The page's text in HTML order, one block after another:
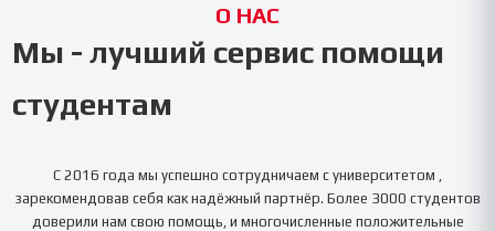
О НАС
Мы - лучший сервис помощи
студентам
С 2016 года мы успешно сотрудничаем с университетом
зарекомендовав себя как надёжный партнёр. Более 3000 студентов
доверили нам свою помощь, и многочисленные положительные